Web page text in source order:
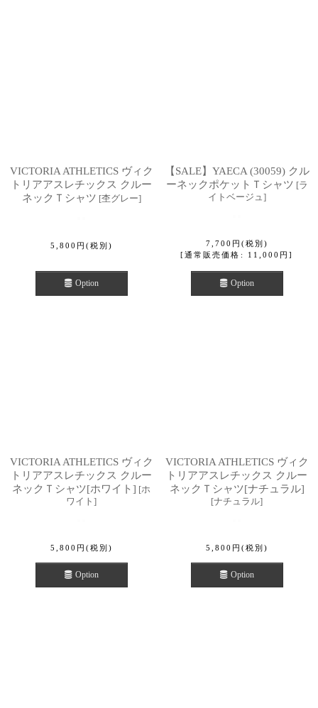
VICTORIA ATHLETICS ヴィク
トリアアスレチックス クルー
ネックＴシャツ [杢グレー]
5,800 円 (税別)
Option
【SALE】YAECA (30059) クル
ーネックポケットＴシャツ [ラ
イトベージュ ]
7,700 円 (税別)
[通常販売価格 : 11,000 円 ]
Option
VICTORIA ATHLETICS ヴィク
トリアアスレチックス クルー
ネックＴシャツ[ホワイト] [ホ
ワイト ]
5,800 円 (税別)
Option
VICTORIA ATHLETICS ヴィク
トリアアスレチックス クルー
ネックＴシャツ[ナチュラル]
[ナチュラル]
5,800 円 (税別)
Option